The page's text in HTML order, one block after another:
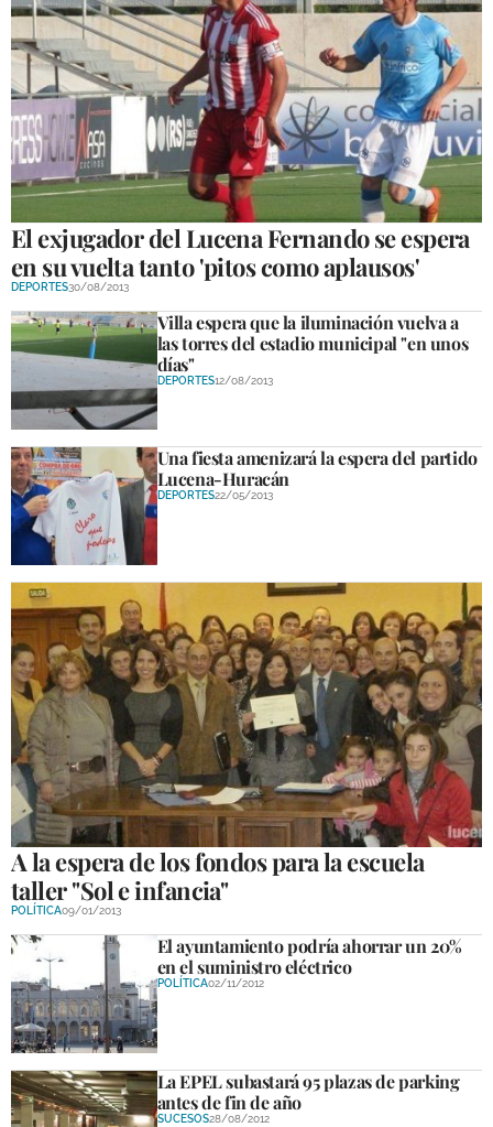
El exjugador del Lucena Fernando se espera
en su vuelta tanto 'pitos como aplausos'
DEPORTES30/08/2013
Villa espera que la iluminación vuelva a
las torres del estadio municipal "en unos
días"
DEPORTES12/08/2013
Una fiesta amenizará la espera del partido
Lucena-Huracán
DEPORTES22/05/2013
A la espera de los fondos para la escuela
taller "Sol e infancia"
POLÍTICA09/01/2013
El ayuntamiento podría ahorrar un 20%
en el suministro eléctrico
POLÍTICA02/11/2012
La EPEL subastará 95 plazas de parking
antes de fin de año
SUCESOS28/08/2012